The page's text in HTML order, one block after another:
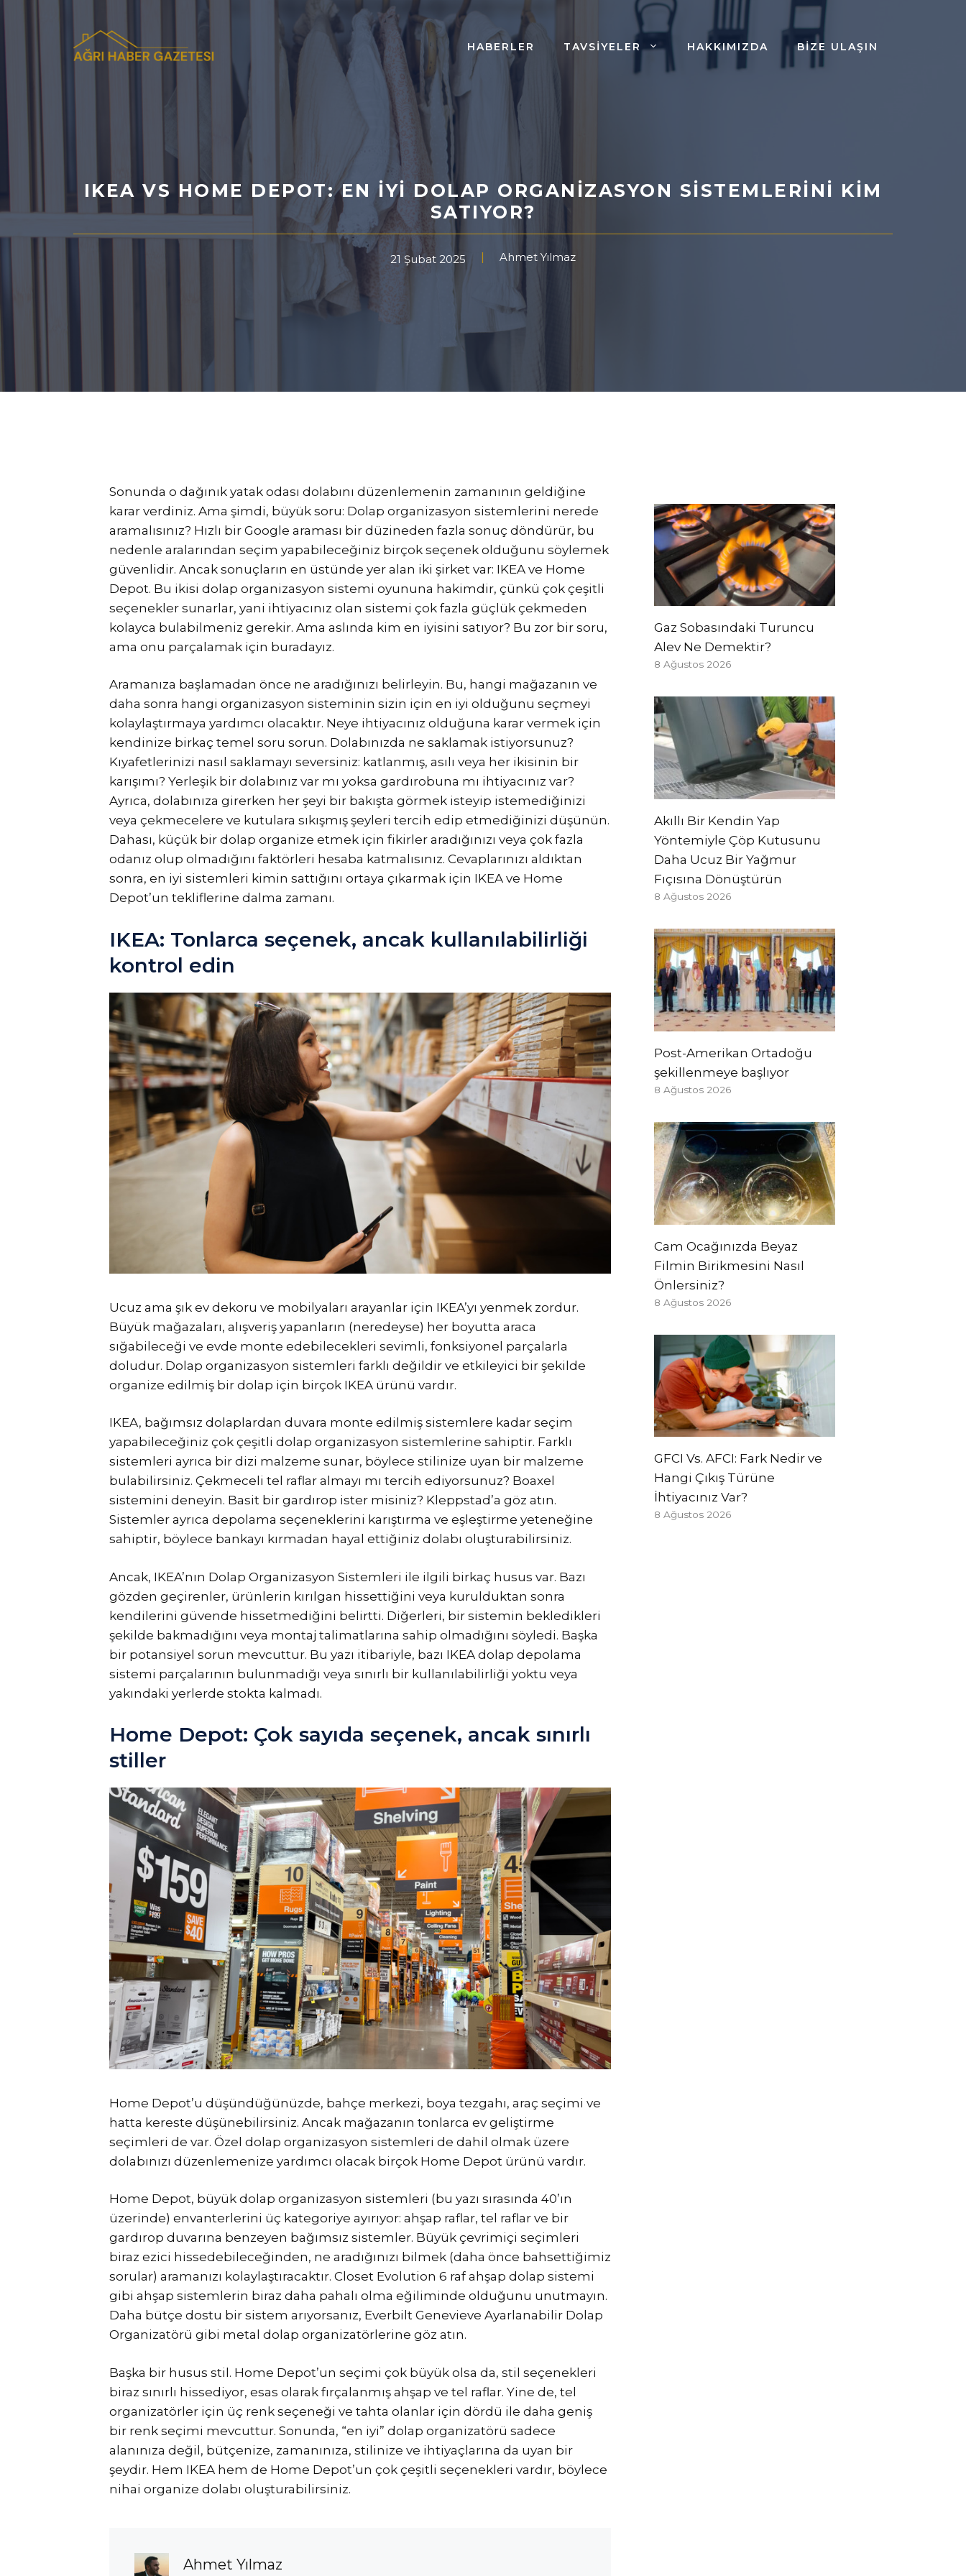
HABERLER TAVSIYELER HAKKIMIZDA BIZE ULAŞIN
IKEA VS HOME DEPOT: EN IYI DOLAP ORGANIZASYON SISTEMLERINI KIM
SATIYOR?
21 Şubat 2025 Ahmet Yılmaz
Sonunda o dağınık yatak odası dolabını düzenlemenin zamanının geldiğine
karar verdiniz. Ama şimdi, büyük soru: Dolap organizasyon sistemlerini nerede
aramalısınız? Hızlı bir Google araması bir düzineden fazla sonuç döndürür, bu
nedenle aralarından seçim yapabileceğiniz birçok seçenek olduğunu söylemek
güvenlidir. Ancak sonuçların en üstünde yer alan iki şirket var: IKEA ve Home
Depot. Bu ikisi dolap organizasyon sistemi oyununa hakimdir, çünkü çok çeşitli
seçenekler sunarlar, yani ihtiyacınız olan sistemi çok fazla güçlük çekmeden
kolayca bulabilmeniz gerekir. Ama aslında kim en iyisini satıyor? Bu zor bir soru,
ama onu parçalamak için buradayız.
Aramanıza başlamadan önce ne aradığınızı belirleyin. Bu, hangi mağazanın ve
daha sonra hangi organizasyon sisteminin sizin için en iyi olduğunu seçmeyi
kolaylaştırmaya yardımcı olacaktır. Neye ihtiyacınız olduğuna karar vermek için
kendinize birkaç temel soru sorun. Dolabınızda ne saklamak istiyorsunuz?
Kıyafetlerinizi nasıl saklamayı seversiniz: katlanmış, asılı veya her ikisinin bir
karışımı? Yerleşik bir dolabınız var mı yoksa gardırobuna mı ihtiyacınız var?
Ayrıca, dolabınıza girerken her şeyi bir bakışta görmek isteyip istemediğinizi
veya çekmecelere ve kutulara sıkışmış şeyleri tercih edip etmediğinizi düşünün.
Dahası, küçük bir dolap organize etmek için fikirler aradığınızı veya çok fazla
odanız olup olmadığını faktörleri hesaba katmalısınız. Cevaplarınızı aldıktan
sonra, en iyi sistemleri kimin sattığını ortaya çıkarmak için IKEA ve Home
Depot’un tekliflerine dalma zamanı.
IKEA: Tonlarca seçenek, ancak kullanılabilirliği
kontrol edin
Ucuz ama şık ev dekoru ve mobilyaları arayanlar için IKEA’yı yenmek zordur.
Büyük mağazaları, alışveriş yapanların (neredeyse) her boyutta araca
sığabileceği ve evde monte edebilecekleri sevimli, fonksiyonel parçalarla
doludur. Dolap organizasyon sistemleri farklı değildir ve etkileyici bir şekilde
organize edilmiş bir dolap için birçok IKEA ürünü vardır.
IKEA, bağımsız dolaplardan duvara monte edilmiş sistemlere kadar seçim
yapabileceğiniz çok çeşitli dolap organizasyon sistemlerine sahiptir. Farklı
sistemleri ayrıca bir dizi malzeme sunar, böylece stilinize uyan bir malzeme
bulabilirsiniz. Çekmeceli tel raflar almayı mı tercih ediyorsunuz? Boaxel
sistemini deneyin. Basit bir gardırop ister misiniz? Kleppstad’a göz atın.
Sistemler ayrıca depolama seçeneklerini karıştırma ve eşleştirme yeteneğine
sahiptir, böylece bankayı kırmadan hayal ettiğiniz dolabı oluşturabilirsiniz.
Ancak, IKEA’nın Dolap Organizasyon Sistemleri ile ilgili birkaç husus var. Bazı
gözden geçirenler, ürünlerin kırılgan hissettiğini veya kurulduktan sonra
kendilerini güvende hissetmediğini belirtti. Diğerleri, bir sistemin bekledikleri
şekilde bakmadığını veya montaj talimatlarına sahip olmadığını söyledi. Başka
bir potansiyel sorun mevcuttur. Bu yazı itibariyle, bazı IKEA dolap depolama
sistemi parçalarının bulunmadığı veya sınırlı bir kullanılabilirliği yoktu veya
yakındaki yerlerde stokta kalmadı.
Home Depot: Çok sayıda seçenek, ancak sınırlı
stiller
Home Depot’u düşündüğünüzde, bahçe merkezi, boya tezgahı, araç seçimi ve
hatta kereste düşünebilirsiniz. Ancak mağazanın tonlarca ev geliştirme
seçimleri de var. Özel dolap organizasyon sistemleri de dahil olmak üzere
dolabınızı düzenlemenize yardımcı olacak birçok Home Depot ürünü vardır.
Home Depot, büyük dolap organizasyon sistemleri (bu yazı sırasında 40’ın
üzerinde) envanterlerini üç kategoriye ayırıyor: ahşap raflar, tel raflar ve bir
gardırop duvarına benzeyen bağımsız sistemler. Büyük çevrimiçi seçimleri
biraz ezici hissedebileceğinden, ne aradığınızı bilmek (daha önce bahsettiğimiz
sorular) aramanızı kolaylaştıracaktır. Closet Evolution 6 raf ahşap dolap sistemi
gibi ahşap sistemlerin biraz daha pahalı olma eğiliminde olduğunu unutmayın.
Daha bütçe dostu bir sistem arıyorsanız, Everbilt Genevieve Ayarlanabilir Dolap
Organizatörü gibi metal dolap organizatörlerine göz atın.
Başka bir husus stil. Home Depot’un seçimi çok büyük olsa da, stil seçenekleri
biraz sınırlı hissediyor, esas olarak fırçalanmış ahşap ve tel raflar. Yine de, tel
organizatörler için üç renk seçeneği ve tahta olanlar için dördü ile daha geniş
bir renk seçimi mevcuttur. Sonunda, “en iyi” dolap organizatörü sadece
alanınıza değil, bütçenize, zamanınıza, stilinize ve ihtiyaçlarına da uyan bir
şeydir. Hem IKEA hem de Home Depot’un çok çeşitli seçenekleri vardır, böylece
nihai organize dolabı oluşturabilirsiniz.
Ahmet Yılmaz
Gaz Sobasındaki Turuncu
Alev Ne Demektir?
8 Ağustos 2026
Akıllı Bir Kendin Yap
Yöntemiyle Çöp Kutusunu
Daha Ucuz Bir Yağmur
Fıçısına Dönüştürün
8 Ağustos 2026
Post-Amerikan Ortadoğu
şekillenmeye başlıyor
8 Ağustos 2026
Cam Ocağınızda Beyaz
Filmin Birikmesini Nasıl
Önlersiniz?
8 Ağustos 2026
GFCI Vs. AFCI: Fark Nedir ve
Hangi Çıkış Türüne
İhtiyacınız Var?
8 Ağustos 2026